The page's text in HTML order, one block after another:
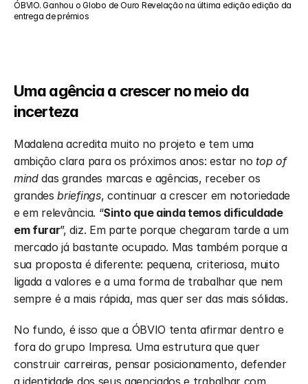
ÓBVIO. Ganhou o Globo de Ouro Revelação na última edição edição da
entrega de prémios
Uma agência a crescer no meio da
incerteza
Madalena acredita muito no projeto e tem uma
ambição clara para os próximos anos: estar no top of
mind das grandes marcas e agências, receber os
grandes briefings, continuar a crescer em notoriedade
e em relevância. “Sinto que ainda temos dificuldade
em furar”, diz. Em parte porque chegaram tarde a um
mercado já bastante ocupado. Mas também porque a
sua proposta é diferente: pequena, criteriosa, muito
ligada a valores e a uma forma de trabalhar que nem
sempre é a mais rápida, mas quer ser das mais sólidas.
No fundo, é isso que a ÓBVIO tenta afirmar dentro e
fora do grupo Impresa. Uma estrutura que quer
construir carreiras, pensar posicionamento, defender